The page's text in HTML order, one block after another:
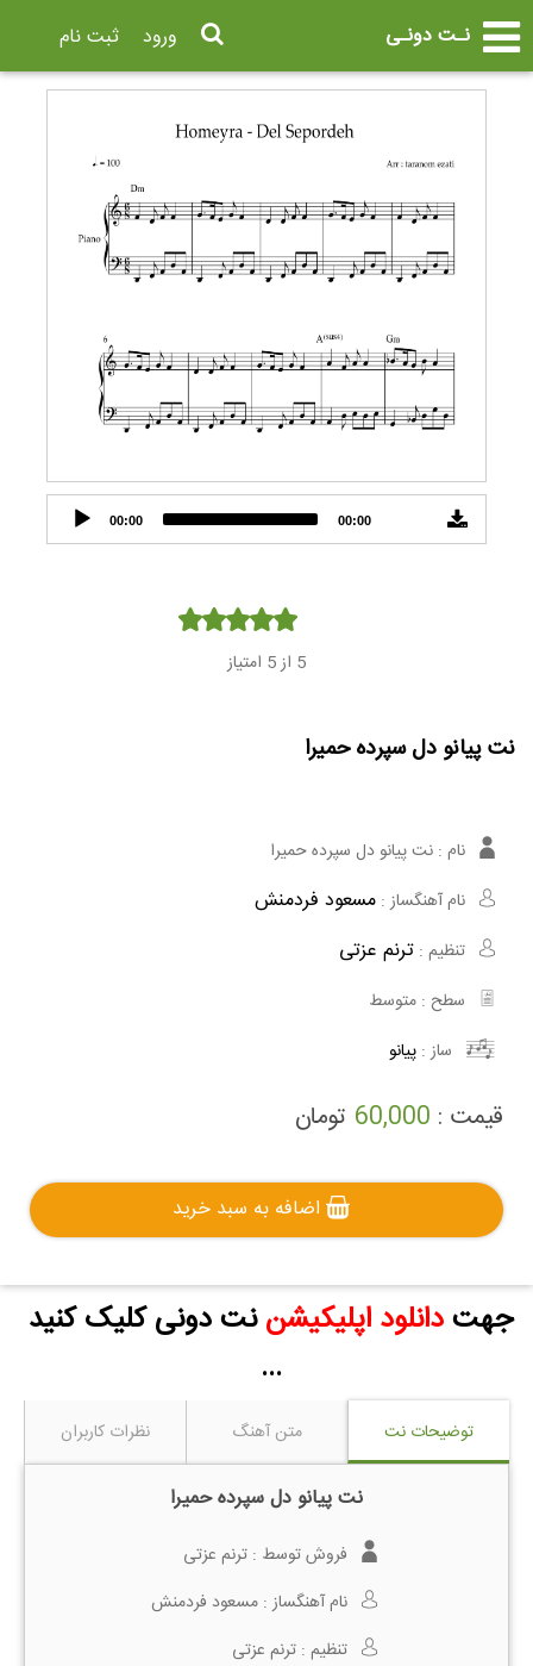
نـت دونـی ثبت نام ورود
Audio
Player
00:00 00:00
5 از 5 امتیاز
نت پیانو دل سپرده حمیرا
نام : نت پیانو دل سپرده حمیرا
نام آهنگساز : مسعود فردمنش
تنظیم : ترنم عزتی
سطح : متوسط
ساز : پیانو
قیمت : 60,000 تومان
اضافه به سبد خرید
جهتدانلود اپلیکیشن نت دونی کلیک کنید
...
توضیحات نت متن آهنگ نظرات کاربران
نت پیانو دل سپرده حمیرا
فروش توسط : ترنم عزتی
نام آهنگساز : مسعود فردمنش
تنظیم : ترنم عزتی